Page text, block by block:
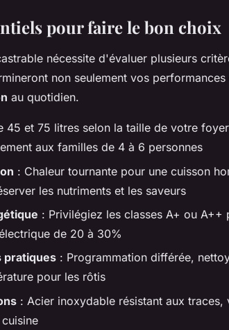
pour faire le bon choix
nécessite d'évaluer plusieurs
non seulement vos
au quotidien.
45 et 75 litres selon la taille de votre
aux familles de 4 à 6 personnes
: Chaleur tournante pour une cuisson
les nutriments et les saveurs
: Privilégiez les classes A+ ou A++
de 20 à 30%
pratiques : Programmation différée,
pour les rôtis
: Acier inoxydable résistant aux